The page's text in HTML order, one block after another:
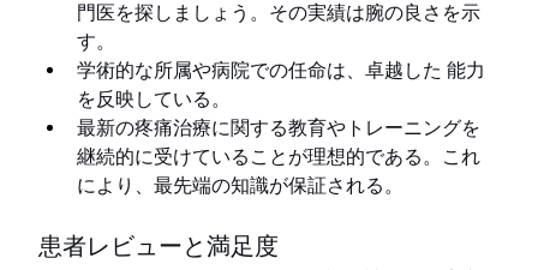
門医を探しましょう。その実績は腕の良さを示
す。
学術的な所属や病院での任命は、卓越した 能力
を反映している。
最新の疼痛治療に関する教育やトレーニングを
継続的に受けていることが理想的である。これ
により、最先端の知識が保証される。
患者レビューと満足度